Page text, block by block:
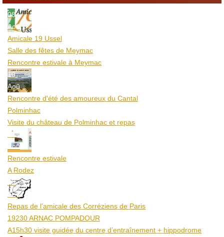
08
Aoû
Amicale 19 Ussel
Salle des fêtes de Meymac
Rencontre estivale à Meymac
10
Aoû
Rencontre d'été des amoureux du Cantal
Polminhac
Visite du château de Polminhac et repas
12
Aoû
Rencontre estivale
A Rodez
23
Aoû
Repas de l'amicale des Corréziens de Paris
19230 ARNAC POMPADOUR
A15h30 visite guidée du centre d’entraînement + hippodrome